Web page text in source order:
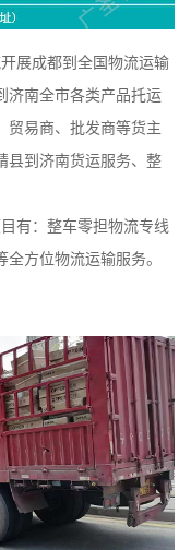
展成都到全国物流运输
济南全市各类产品托运
贸易商、批发商等货主
县到济南货运服务、整
有：整车零担物流专线
方位物流运输服务。